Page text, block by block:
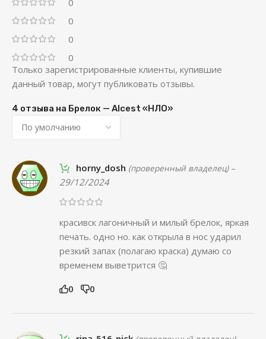
0
0
0
4 отзыва на Брелок — Alcest «НЛО»
horny_dosh (проверенный владелец) –
29/12/2024
красивск лагоничный и милый брелок, яркая
печать. одно но. как открыла в нос ударил
резкий запах (полагаю краска) думаю со
временем выветрится 🤔
0 0
Только зарегистрированные клиенты, купившие
данный товар, могут публиковать отзывы.